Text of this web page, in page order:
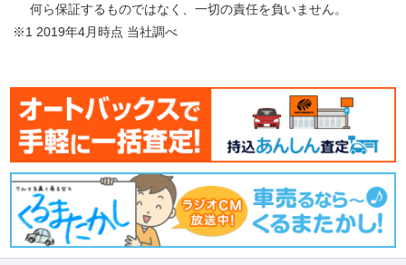
何ら保証するものではなく、一切の責任を負いません。
※1 2019年4月時点 当社調べ